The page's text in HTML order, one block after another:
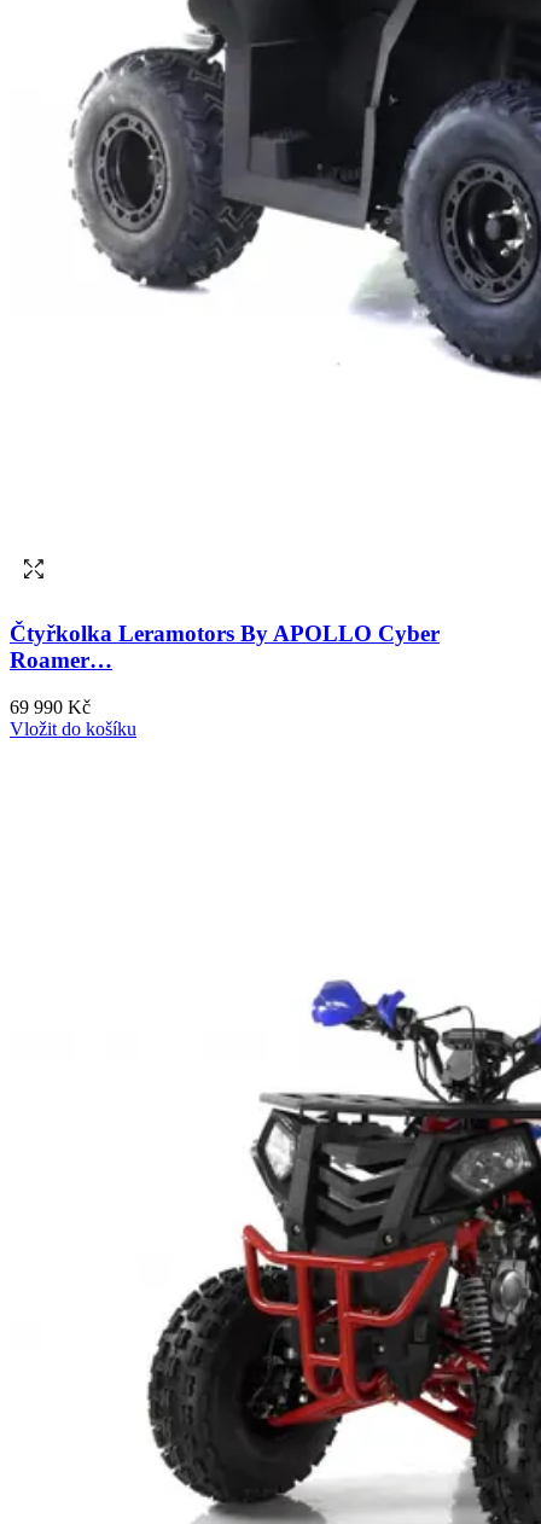
Čtyřkolka Leramotors By APOLLO Cyber
Roamer…
69 990 Kč
Vložit do košíku